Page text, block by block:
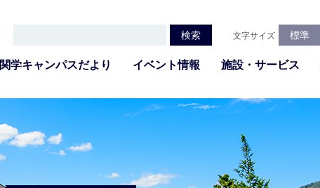
文字サイズ 標準
関学キャンパスだより イベント情報 施設・サービス